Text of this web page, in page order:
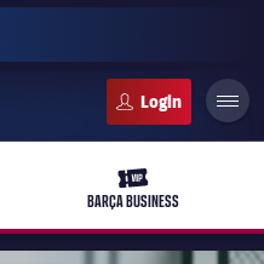
ticket-vip
BARÇA BUSINESS